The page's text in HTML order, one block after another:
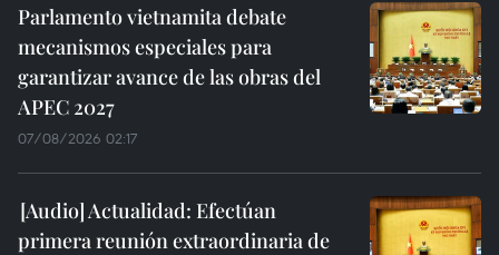
Parlamento vietnamita debate
mecanismos especiales para
garantizar avance de las obras del
APEC 2027
07/08/2026 02:17
Actualidad: Efectúan
primera reunión extraordinaria de